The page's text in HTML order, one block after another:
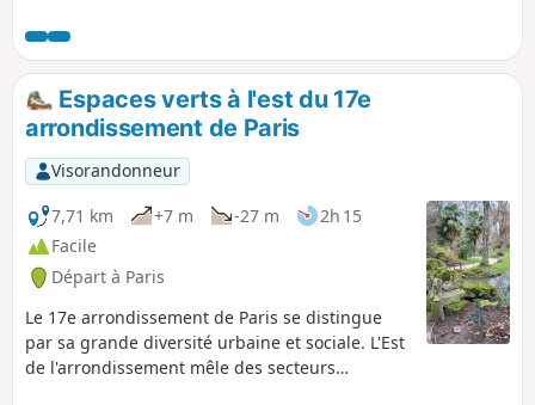
vitesse modérée pour rechercher les
tombes, parfois difficiles à localiser.
Espaces verts à l'est du 17e
arrondissement de Paris
Visorandonneur
7,71 km
+7 m -27 m
2h 15
Facile
Départ à Paris
Le 17e arrondissement de Paris se distingue
par sa grande diversité urbaine et sociale. L'Est
de l'arrondissement mêle des secteurs